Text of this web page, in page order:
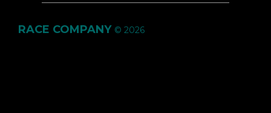
RACE COMPANY © 2026